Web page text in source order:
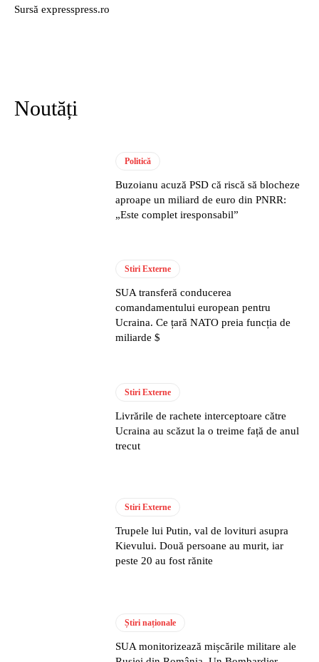
Sursă expresspress.ro
Noutăți
Politică
Buzoianu acuză PSD că riscă să blocheze
aproape un miliard de euro din PNRR:
„Este complet iresponsabil”
Stiri Externe
SUA transferă conducerea
comandamentului european pentru
Ucraina. Ce țară NATO preia funcția de
miliarde $
Stiri Externe
Livrările de rachete interceptoare către
Ucraina au scăzut la o treime față de anul
trecut
Stiri Externe
Trupele lui Putin, val de lovituri asupra
Kievului. Două persoane au murit, iar
peste 20 au fost rănite
Știri naționale
SUA monitorizează mișcările militare ale